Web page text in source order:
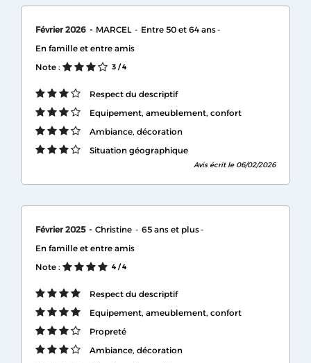
Février 2026 MARCEL
Entre 50 et 64 ans
En famille et entre amis
Note :
3 / 4
Respect du descriptif
Equipement, ameublement, confort
Ambiance, décoration
Situation géographique
Avis écrit le 06/02/2026
Février 2025 Christine
65 ans et plus
En famille et entre amis
Note :
4 / 4
Respect du descriptif
Equipement, ameublement, confort
Propreté
Ambiance, décoration